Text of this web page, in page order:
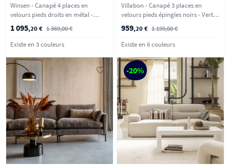
Winsen - Canapé 4 places en
velours pieds droits en métal -
Beige
1 095,20 € 1 369,00 €
Existe en 3 couleurs
Villabon - Canapé 3 places en
velours pieds épingles noirs - Vert
eucalyptus
959,20 € 1 199,00 €
Existe en 6 couleurs
-20%